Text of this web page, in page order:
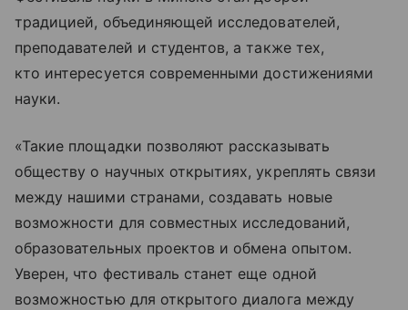
традицией, объединяющей исследователей,
преподавателей и студентов, а также тех,
кто интересуется современными достижениями
науки.
«Такие площадки позволяют рассказывать
обществу о научных открытиях, укреплять связи
между нашими странами, создавать новые
возможности для совместных исследований,
образовательных проектов и обмена опытом.
Уверен, что фестиваль станет еще одной
возможностью для открытого диалога между